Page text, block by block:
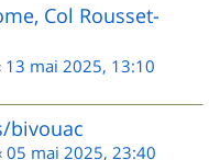
Col Rousset-
13 mai 2025, 13:10
bivouac
05 mai 2025, 23:40